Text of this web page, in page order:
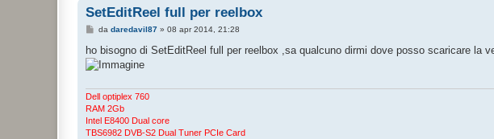
SetEditReel full per reelbox
M
s
s
a
i
o
da daredavil87» 08 apr 2014, 21:28
ho bisogno di SetEditReel full per reelbox ,sa qualcuno dirmi dove posso scaricare la
Dell optiplex 760
RAM 2Gb
Intel E8400 Dual core
TBS6982 DVB-S2 Dual Tuner PCIe Card